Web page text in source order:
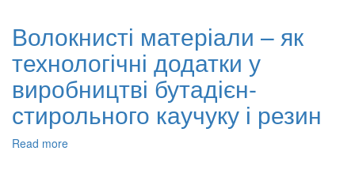
ЯМР
латексної
витяжки
з
BROSIMUM
PARINARIOIDES
Волокнисті матеріали – як
технологічні додатки у
виробництві бутадієн-
стирольного каучуку і резин
Read more